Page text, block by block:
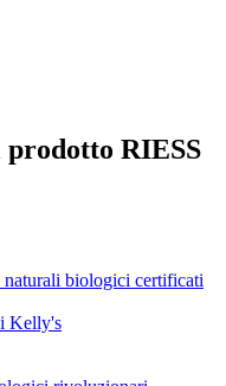
RIESS
biologici certificati
Kelly's